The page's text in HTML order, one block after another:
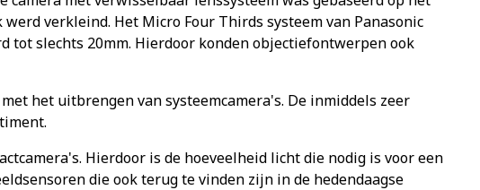
verkleind. Het Micro Four Thirds systeem van Panasonic
tot slechts 20mm. Hierdoor konden objectiefontwerpen ook
het uitbrengen van systeemcamera's. De inmiddels zeer
Hierdoor is de hoeveelheid licht die nodig is voor een
die ook terug te vinden zijn in de hedendaagse